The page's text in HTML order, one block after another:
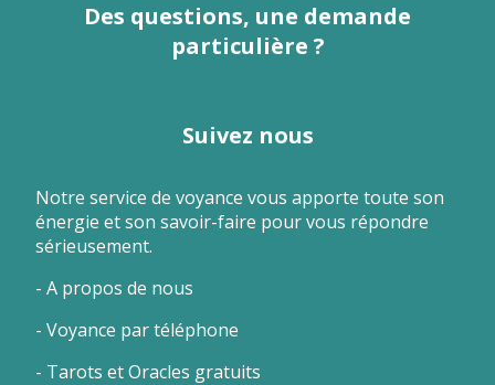
Des questions, une demande
particulière ?
Suivez nous
Notre service de voyance vous apporte toute son
énergie et son savoir-faire pour vous répondre
sérieusement.
- A propos de nous
-Voyance par téléphone
- Tarots et Oracles gratuits